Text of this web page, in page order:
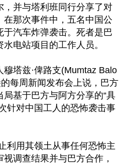
，并与塔利班同行分享了对
在那次事件中，五名中国公
于汽车炸弹袭击。死者是巴
电站项目的工作人员。
穆塔兹·俾路支(Mumtaz Balo
每周新闻发布会上说，巴方
基于巴方与阿方分享的“具
针对中国工人的恐怖袭击事
利用其领土从事任何恐怖主
调查结果并与巴方合作，